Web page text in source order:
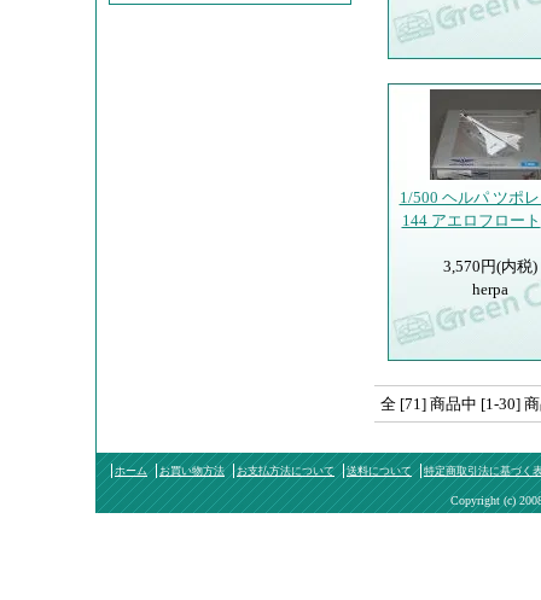
1/500 ヘルパ ツポ
144 アエロフロート
3,570円(内税)
herpa
全 [71] 商品中 [1-30]
ホーム お買い物方法 お支払方法について 送料について 特定商取引法に基づく
Copyright (c)